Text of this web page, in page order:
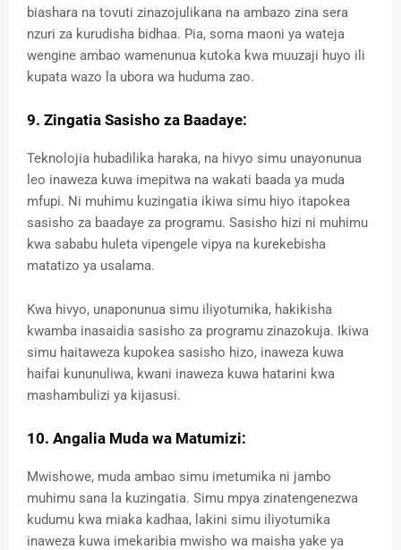
biashara na tovuti zinazojulikana na ambazo zina sera
nzuri za kurudisha bidhaa. Pia, soma maoni ya wateja
wengine ambao wamenunua kutoka kwa muuzaji huyo ili
kupata wazo la ubora wa huduma zao.
9. Zingatia Sasisho za Baadaye:
Teknolojia hubadilika haraka, na hivyo simu unayonunua
leo inaweza kuwa imepitwa na wakati baada ya muda
mfupi. Ni muhimu kuzingatia ikiwa simu hiyo itapokea
sasisho za baadaye za programu. Sasisho hizi ni muhimu
kwa sababu huleta vipengele vipya na kurekebisha
matatizo ya usalama.
Kwa hivyo, unaponunua simu iliyotumika, hakikisha
kwamba inasaidia sasisho za programu zinazokuja. Ikiwa
simu haitaweza kupokea sasisho hizo, inaweza kuwa
haifai kununuliwa, kwani inaweza kuwa hatarini kwa
mashambulizi ya kijasusi.
10. Angalia Muda wa Matumizi:
Mwishowe, muda ambao simu imetumika ni jambo
muhimu sana la kuzingatia. Simu mpya zinatengenezwa
kudumu kwa miaka kadhaa, lakini simu iliyotumika
inaweza kuwa imekaribia mwisho wa maisha yake ya